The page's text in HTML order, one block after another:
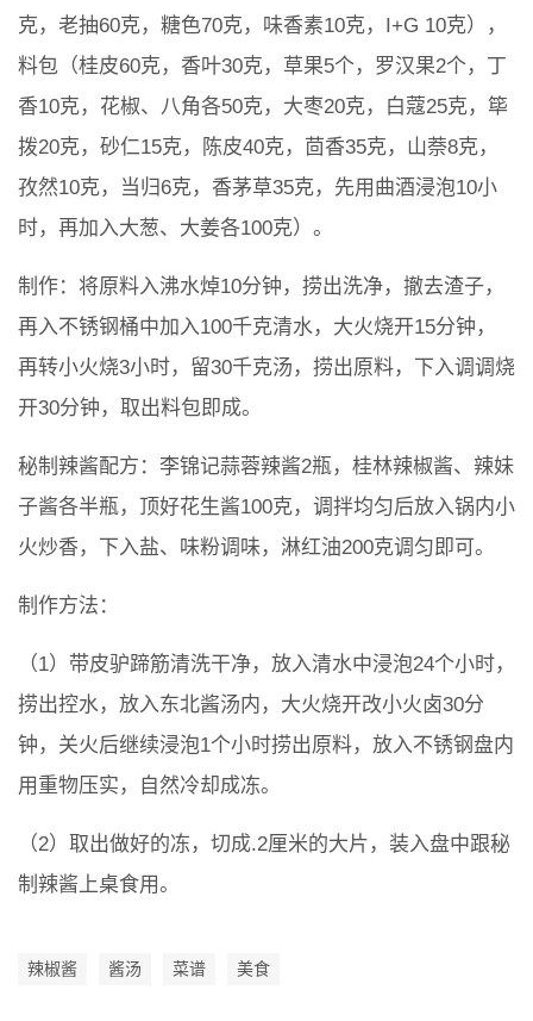
克，老抽60克，糖色70克，味香素10克，I+G 10克），
料包（桂皮60克，香叶30克，草果5个，罗汉果2个，丁
香10克，花椒、八角各50克，大枣20克，白蔻25克，筚
拨20克，砂仁15克，陈皮40克，茴香35克，山萘8克，
孜然10克，当归6克，香茅草35克，先用曲酒浸泡10小
时，再加入大葱、大姜各100克）。
制作：将原料入沸水焯10分钟，捞出洗净，撤去渣子，
再入不锈钢桶中加入100千克清水，大火烧开15分钟，
再转小火烧3小时，留30千克汤，捞出原料，下入调调烧
开30分钟，取出料包即成。
秘制辣酱配方：李锦记蒜蓉辣酱2瓶，桂林辣椒酱、辣妹
子酱各半瓶，顶好花生酱100克，调拌均匀后放入锅内小
火炒香，下入盐、味粉调味，淋红油200克调匀即可。
制作方法：
（1）带皮驴蹄筋清洗干净，放入清水中浸泡24个小时，
捞出控水，放入东北酱汤内，大火烧开改小火卤30分
钟，关火后继续浸泡1个小时捞出原料，放入不锈钢盘内
用重物压实，自然冷却成冻。
（2）取出做好的冻，切成.2厘米的大片，装入盘中跟秘
制辣酱上桌食用。
辣椒酱 酱汤 菜谱 美食